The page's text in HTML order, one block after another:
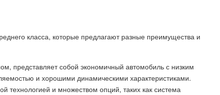
класса, которые предлагают разные преимущества и
представляет собой экономичный автомобиль с низким
и хорошими динамическими характеристиками.
технологией и множеством опций, таких как система